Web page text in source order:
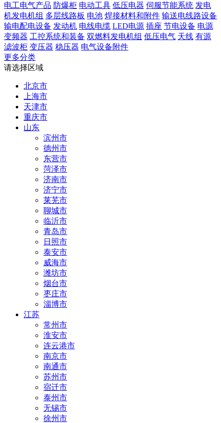
电工电气产品 防爆柜 电动工具 低压电器 伺服节能系统 发电
机发电机组 多层线路板 电池 焊接材料和附件 输送电线路设备
输电配电设备 发动机 电线电缆 LED电源 插座 节电设备 电源
变频器 工控系统和装备 双燃料发电机组 低压电气 天线 有源
滤波柜 变压器 稳压器 电气设备附件
更多分类
请选择区域
北京市
上海市
天津市
重庆市
山东
滨州市
德州市
东营市
菏泽市
济南市
济宁市
莱芜市
聊城市
临沂市
青岛市
日照市
泰安市
威海市
潍坊市
烟台市
枣庄市
淄博市
江苏
常州市
淮安市
连云港市
南京市
南通市
苏州市
宿迁市
泰州市
无锡市
徐州市